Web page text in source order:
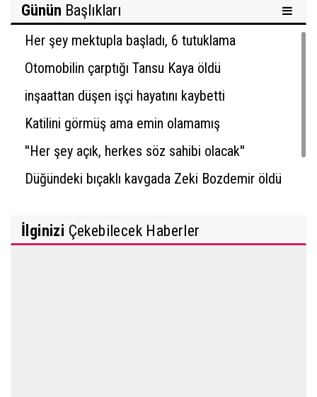
Günün Başlıkları
Her şey mektupla başladı, 6 tutuklama
Otomobilin çarptığı Tansu Kaya öldü
inşaattan düşen işçi hayatını kaybetti
Katilini görmüş ama emin olamamış
''Her şey açık, herkes söz sahibi olacak''
Düğündeki bıçaklı kavgada Zeki Bozdemir öldü
İlginizi Çekebilecek Haberler